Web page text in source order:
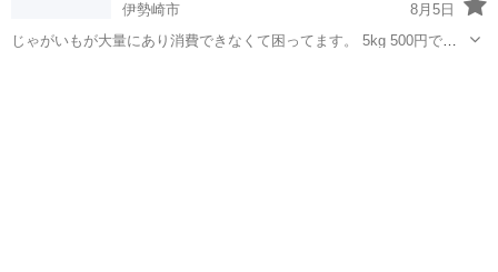
伊勢崎市
8月5日
じゃがいもが大量にあり消費できなくて困ってます。 5kg 500円で販